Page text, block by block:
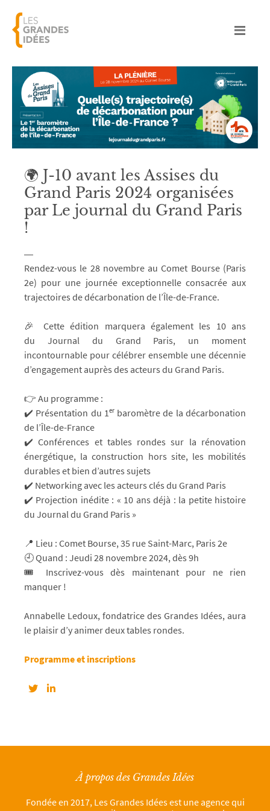
🌍 J-10 avant les Assises du
Grand Paris 2024 organisées
par Le journal du Grand Paris
!
Rendez-vous le 28 novembre au Comet Bourse (Paris
2e) pour une journée exceptionnelle consacrée aux
trajectoires de décarbonation de l’Île-de-France.
🎉 Cette édition marquera également les 10 ans
du Journal du Grand Paris, un moment
incontournable pour célébrer ensemble une décennie
d’engagement auprès des acteurs du Grand Paris.
👉 Au programme :
✔️ Présentation du 1ᵉʳ baromètre de la décarbonation
de l’Île-de-France
✔️ Conférences et tables rondes sur la rénovation
énergétique, la construction hors site, les mobilités
durables et bien d’autres sujets
✔️ Networking avec les acteurs clés du Grand Paris
✔️ Projection inédite : « 10 ans déjà : la petite histoire
du Journal du Grand Paris »
📍 Lieu : Comet Bourse, 35 rue Saint-Marc, Paris 2e
🕘 Quand : Jeudi 28 novembre 2024, dès 9h
🎟️ Inscrivez-vous dès maintenant pour ne rien
manquer !
Annabelle Ledoux, fondatrice des Grandes Idées, aura
le plaisir d’y animer deux tables rondes.
Programme et inscriptions
À propos des Grandes Idées
Fondée en 2017, Les Grandes Idées est une agence qui